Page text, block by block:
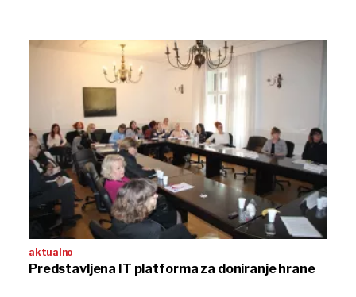
aktualno
Predstavljena IT platforma za doniranje hrane